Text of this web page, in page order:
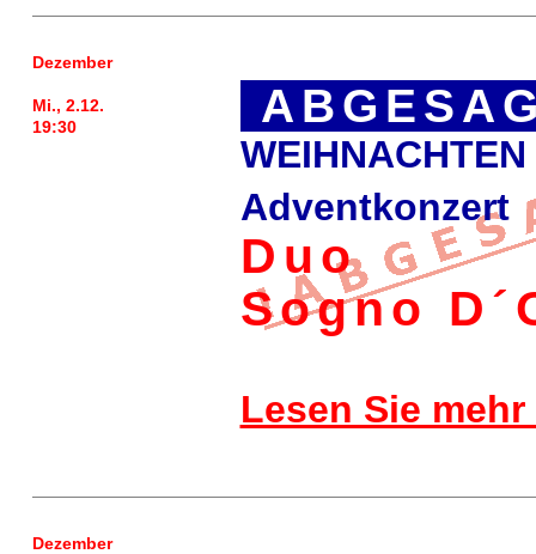
Dezember
Mi., 2.12.
19:30
Adventkonzert
Duo
Sogno
Lesen Sie mehr
Dezember